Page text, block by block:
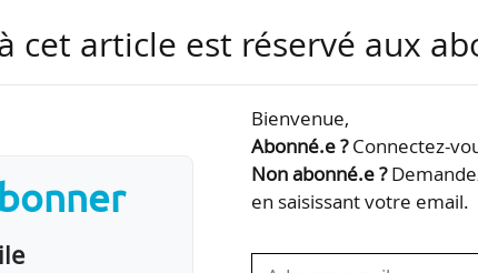
[…] Une circulaire devrait sortir dans les
la santé déclarait sur France Info le matin
cet article est réservé aux
Bienvenue,
Abonné.e ?Connectez-
Non abonné.e ?
en saisissant votre email.